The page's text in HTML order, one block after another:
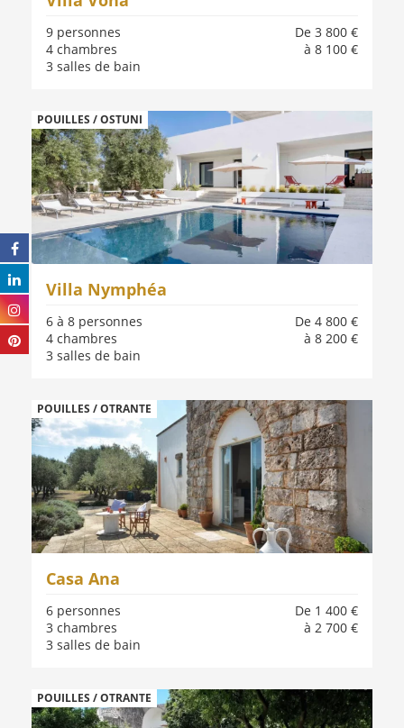
De 3 800 €
à 8 100 €
9 personnes
4 chambres
3 salles de bain
POUILLES / OSTUNI
Villa Nymphéa
De 4 800 €
à 8 200 €
6 à 8 personnes
4 chambres
3 salles de bain
POUILLES / OTRANTE
Casa Ana
De 1 400 €
à 2 700 €
6 personnes
3 chambres
3 salles de bain
POUILLES / OTRANTE